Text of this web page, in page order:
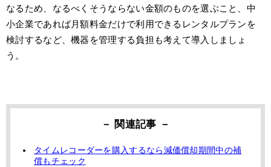
なるため、なるべくそうならない金額のものを選ぶこと、中
小企業であれば月額料金だけで利用できるレンタルプランを
検討するなど、機器を管理する負担も考えて導入しましょ
う。
タイムレコーダーを購入するなら減価償却期間中の補
償もチェック